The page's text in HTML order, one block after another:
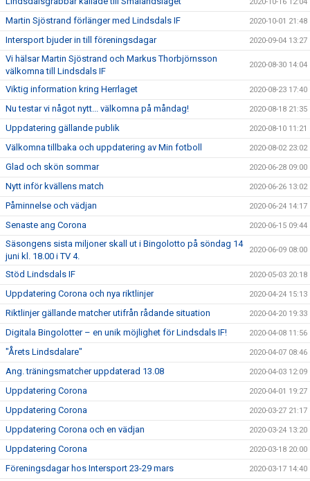
Martin Sjöstrand förlänger med Lindsdals IF 2020-10-01 21:48
Intersport bjuder in till föreningsdagar 2020-09-04 13:27
Vi hälsar Martin Sjöstrand och Markus Thorbjörnsson
välkomna till Lindsdals IF
2020-08-30 14:04
Viktig information kring Herrlaget 2020-08-23 17:40
Nu testar vi något nytt... välkomna på måndag! 2020-08-18 21:35
Uppdatering gällande publik 2020-08-10 11:21
Välkomna tillbaka och uppdatering av Min fotboll 2020-08-02 23:02
Glad och skön sommar 2020-06-28 09:00
Nytt inför kvällens match 2020-06-26 13:02
Påminnelse och vädjan 2020-06-24 14:17
Senaste ang Corona 2020-06-15 09:44
Säsongens sista miljoner skall ut i Bingolotto på söndag 14
juni kl. 18.00 i TV 4.
2020-06-09 08:00
Stöd Lindsdals IF 2020-05-03 20:18
Uppdatering Corona och nya riktlinjer 2020-04-24 15:13
Riktlinjer gällande matcher utifrån rådande situation 2020-04-20 19:33
Digitala Bingolotter – en unik möjlighet för Lindsdals IF! 2020-04-08 11:56
"Årets Lindsdalare" 2020-04-07 08:46
Ang. träningsmatcher uppdaterad 13.08 2020-04-03 12:09
Uppdatering Corona 2020-04-01 19:27
Uppdatering Corona 2020-03-27 21:17
Uppdatering Corona och en vädjan 2020-03-24 13:20
Uppdatering Corona 2020-03-18 20:00
Föreningsdagar hos Intersport 23-29 mars 2020-03-17 14:40